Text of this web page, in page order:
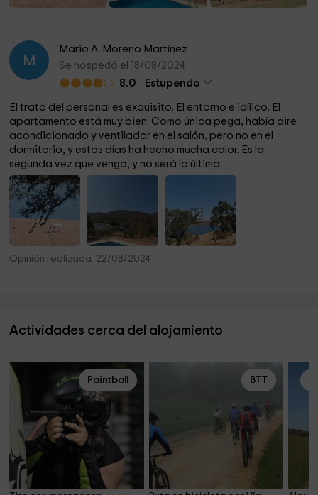
M
Mario A. Moreno Martínez
Se hospedó el 18/08/2024
8.0
Estupendo
El trato del personal es exquisito. El entorno e idílico. El
apartamento está muy bien. Como única pega, había aire
acondicionado y ventilador en el salón, pero no en el
dormitorio, y estos días ha hecho mucha calor. Es la
segunda vez que vengo, y no será la última.
+2
Opinión realizada: 22/08/2024
Actividades cerca del alojamiento
Paintball BTT